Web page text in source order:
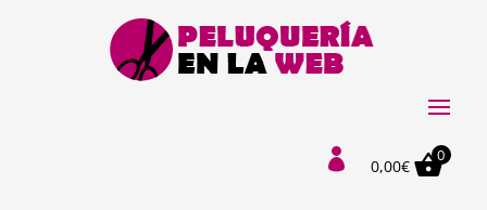
 0,00€
0